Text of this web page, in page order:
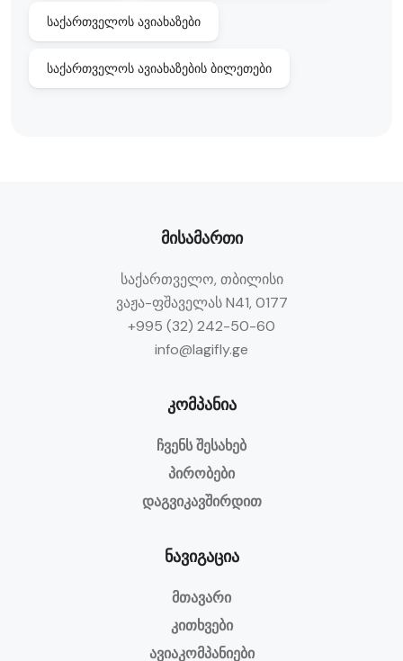
საქართველოს ავიახაზები
საქართველოს ავიახაზების ბილეთები
მისამართი
საქართველო, თბილისი
ვაჟა-ფშაველას N41, 0177
+995 (32) 242-50-60
info@lagifly.ge
კომპანია
ჩვენს შესახებ
პირობები
დაგვიკავშირდით
ნავიგაცია
მთავარი
კითხვები
ავიაკომპანიები